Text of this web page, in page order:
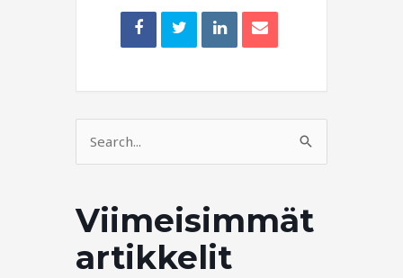
Search
for:
Viimeisimmät
artikkelit